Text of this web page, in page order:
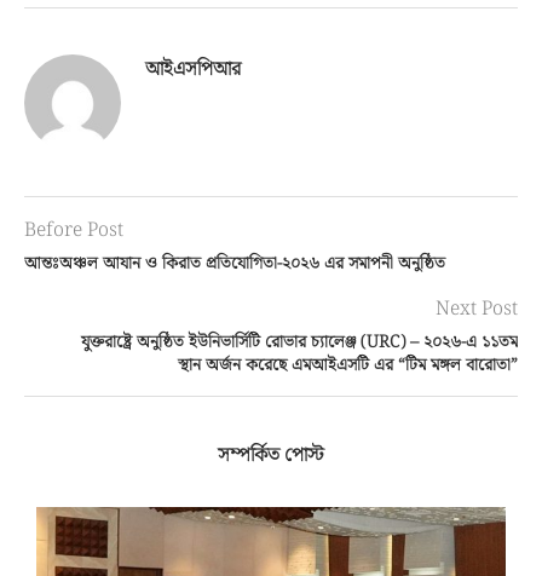
আইএসপিআর
Before Post
আন্তঃঅঞ্চল আযান ও কিরাত প্রতিযোগিতা-২০২৬ এর সমাপনী অনুষ্ঠিত
Next Post
যুক্তরাষ্ট্রে অনুষ্ঠিত ইউনিভার্সিটি রোভার চ্যালেঞ্জ (URC) – ২০২৬-এ ১১তম
স্থান অর্জন করেছে এমআইএসটি এর “টিম মঙ্গল বারোতা”
সম্পর্কিত পোস্ট